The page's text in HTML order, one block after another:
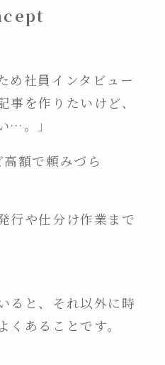
め社員インタビュー
を作りたいけど、
…。」
額で頼みづら
行や仕分け作業まで
ると、それ以外に時
あることです。